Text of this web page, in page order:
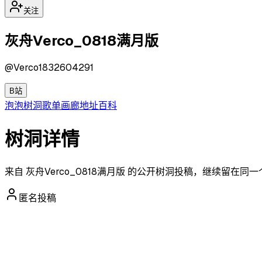
关注
灰舟Verco_0818满月版
@Verco1832604291
B站
泡泡树洞歌单画廊地址百科
树洞详情
来自 灰舟Verco_0818满月版 的公开树洞投稿，继续留在同一
匿名投稿